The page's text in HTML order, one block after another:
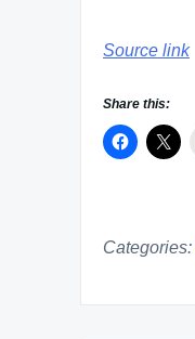
Source link
Share this:
Categories: